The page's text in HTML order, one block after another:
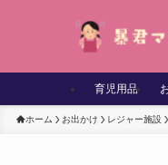
育児用品
ホーム お出かけ レジャー施設